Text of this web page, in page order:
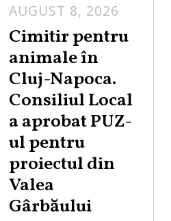
AUGUST 8, 2026
Cimitir pentru
animale în
Cluj-Napoca.
Consiliul Local
a aprobat PUZ-
ul pentru
proiectul din
Valea
Gârbăului